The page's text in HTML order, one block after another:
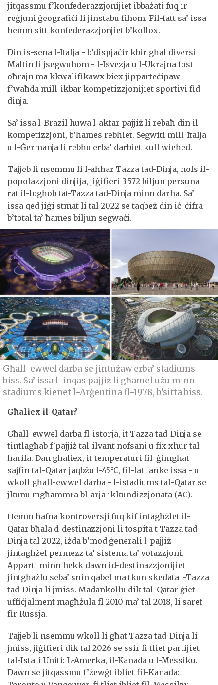
jitqassmu f’konfederazzjonijiet ibbażati fuq ir-
reġjuni ġeografiċi li jinstabu fihom. Fil-fatt sa’ issa
hemm sitt konfederazzjonjiet b’kollox.
Din is-sena l-Italja - b’dispjaċir kbir għal diversi
Maltin li jsegwuhom - l-Isvezja u l-Ukrajna fost
oħrajn ma kkwalifikawx biex jipparteċipaw
f’waħda mill-ikbar kompetizzjonijiet sportivi fid-
dinja.
Sa’ issa l-Brazil huwa l-aktar pajjiż li rebaħ din il-
kompetizzjoni, b’ħames rebħiet. Segwiti mill-Italja
u l-Ġermanja li rebħu erba’ darbiet kull wieħed.
Tajjeb li nsemmu li l-aħħar Tazza tad-Dinja, nofs il-
popolazzjoni dinjija, jiġifieri 3.572 biljun persuna
rat il-logħob tat-Tazza tad-Dinja minn darha. Sa’
issa qed jiġi stmat li tal-2022 se taqbeż din iċ-ċifra
b’total ta’ ħames biljun segwaċi.
Għall-ewwel darba se jintużaw erba’ stadiums
biss. Sa’ issa l-inqas pajjiż li għamel użu minn
stadiums kienet l-Arġentina fl-1978, b’sitta biss.
Għaliex il-Qatar?
Għall-ewwel darba fl-istorja, it-Tazza tad-Dinja se
tintlagħab f’pajjiż tal-ilvant nofsani u fix-xhur tal-
ħarifa. Dan għaliex, it-temperaturi fil-ġimgħat
sajfin tal-Qatar jaqbżu l-45℃, fil-fatt anke issa - u
wkoll għall-ewwel darba - l-istadiums tal-Qatar se
jkunu mgħammra bl-arja ikkundizzjonata (AC).
Hemm ħafna kontroversji fuq kif intagħżlet il-
Qatar bħala d-destinazzjoni li tospita t-Tazza tad-
Dinja tal-2022, iżda b’mod ġenerali l-pajjiż
jintagħżel permezz ta’ sistema ta’ votazzjoni.
Apparti minn hekk dawn id-destinazzjonijiet
jintgħażlu seba’ snin qabel ma tkun skedata t-Tazza
tad-Dinja li jmiss. Madankollu dik tal-Qatar ġiet
uffiċjalment magħżula fl-2010 ma’ tal-2018, li saret
fir-Russja.
Tajjeb li nsemmu wkoll li għat-Tazza tad-Dinja li
jmiss, jiġifieri dik tal-2026 se ssir fi tliet partijiet
tal-Istati Uniti: L-Amerka, il-Kanada u l-Messiku.
Dawn se jitqassmu f’żewġt ibliet fil-Kanada: